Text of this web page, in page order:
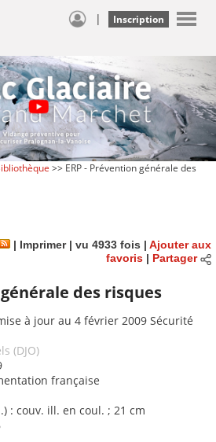
| Inscription
>> ERP - Prévention générale des
| Imprimer| vu 4933 fois | Ajouter aux
favoris| Partager
des risques
à jour au 4 février 2009 Sécurité
(DJO)
française
: couv. ill. en coul. ; 21 cm